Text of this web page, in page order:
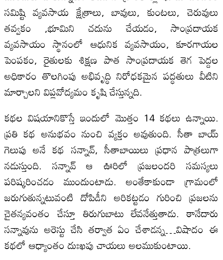
సమిష్టి వ్యవసాయ క్షేత్రాలు, బావులు, కుంటలు, చెరువులు
తవ్వకం ,భూమిని చదును చేయడం, సాంప్రదాయక
వ్యవసాయం స్థానంలో ఆధునిక వ్యవసాయం, కూరగాయల
పెంపకం, రైతులకు శిక్షణ పాత సాంప్రదాయక తెగ పెద్దల
అధికారం తొలగింపు అభివృద్ధి నిరోధకమైన పద్ధతులు వీటిని
మార్చాలని విప్లవోద్యమం కృషి చేస్తున్నది.
కథల విషయానికొస్తే ఇందులో మొత్తం 14 కథలు ఉన్నాయి.
ప్రతి కథ అనుభవం నుంచి వ్యక్తం అవుతుంది. సీతా బాయ్
గెలుపు అనే కథ సన్నావ్, సీతాబాయిలు ప్రధాన పాత్రలుగా
నడుస్తుంది. సన్నావ్ ఆ ఊరిలో ప్రజలందరి సమస్యలు
పరిష్కరించడం ముందుంటాడు. అంతేకాకుండా గ్రామంలో
జరుగుతున్నటువంటి దోపిడీని అరికట్టడం గురించి ప్రజలను
చైతన్యవంతం చేస్తూ తిరుగుబాటు లేవనేత్తుతాడు. ఠానేదారు
సన్నావును అరెస్టు చేసి తర్వాత ఏం చేశాడన్న…విషాదం ఈ
కథలో ఆధ్యాంతం దుఃఖపు చాయలు అలముకుంటాయి.